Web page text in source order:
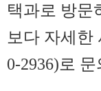
택과로 방문
보다 자세한
0-2936)로